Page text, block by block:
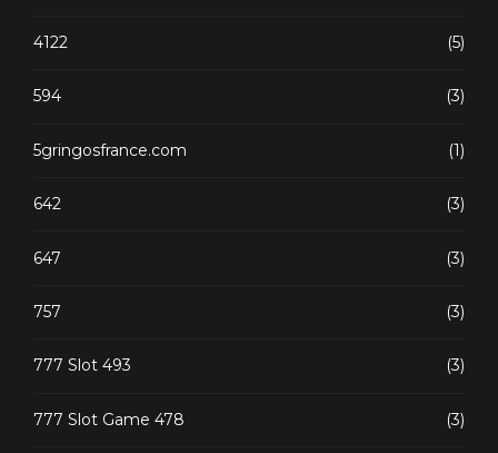
4122 (5)
594 (3)
5gringosfrance.com (1)
642 (3)
647 (3)
757 (3)
777 Slot 493 (3)
777 Slot Game 478 (3)